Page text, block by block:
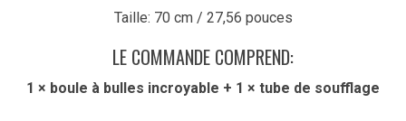
Taille: 70 cm / 27,56 pouces
LE COMMANDE COMPREND:
1 × boule à bulles incroyable + 1 × tube de soufflage